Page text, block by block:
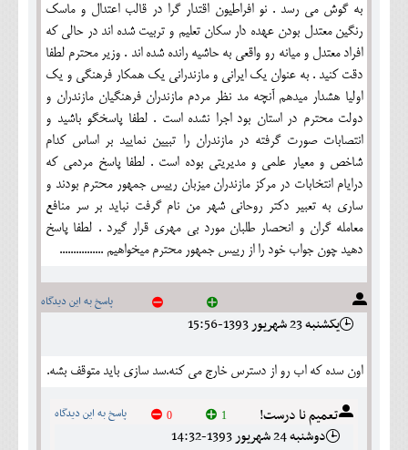
به گوش مي رسد . نو افراطيون اقتدار گرا در قالب اعتدال و ماسك
رنگين معتدل بودن عهده دار سكان تعليم و تربيت شده اند در حالي كه
افراد معتدل و ميانه رو واقعي به حاشيه رانده شده اند . وزير محترم لطفا
دقت كنيد . به عنوان يك ايراني و مازندراني يك همكار فرهنگي و يك
اوليا هشدار ميدهم آنچه مد نظر مردم مازندران فرهنگيان مازندران و
دولت محترم در استان بود اجرا نشده است . لطفا پاسخگو باشيد و
انتصابات صورت گرفته در مازندران را تبيين نماييد بر اساس كدام
شاخص و معيار علمي و مديريتي بوده است . لطفا پاسخ مردمي كه
درايام انتخابات در مركز مازندران ميزبان رييس جمهور محترم بودند و
ساري به تعبير دكتر روحاني شهر من نام گرفت نبايد بر سر منافع
معامله گران و انحصار طلبان مورد بي مهري قرار گيرد . لطفا پاسخ
دهيد چون جواب خود را از رييس جمهور محترم ميخواهيم ................
پاسخ به این دیدگاه
يکشنبه 23 شهريور 1393-15:56
اون سده كه اب رو از دسترس خارج مي كنه.سد سازي بايد متوقف بشه.
تعمیم نا درست! پاسخ به این دیدگاه 1
0
دوشنبه 24 شهريور 1393-14:32